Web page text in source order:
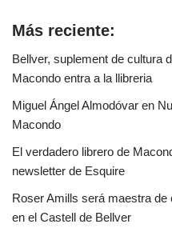
Más reciente:
Bellver, suplement de cultura
Macondo entra a la llibreria
Miguel Ángel Almodóvar en
Macondo
El verdadero librero de
newsletter de Esquire
Roser Amills será maestra
en el Castell de Bellver